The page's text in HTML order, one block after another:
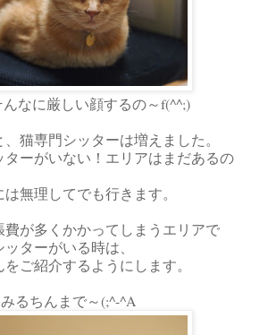
なに厳しい顔するの～f(^^;)
猫専門シッターは増えました。
ーがいない！エリアはまだあるの
無理してでも行きます。
が多くかかってしまうエリアで
ターがいる時は、
ご紹介するようにします。
みるちんまで～(;^-^A